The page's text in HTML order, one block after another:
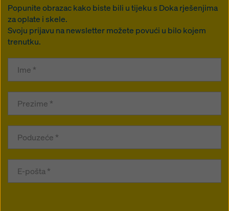
Popunite obrazac kako biste bili u tijeku s Doka rješenjima
za oplate i skele.
Svoju prijavu na newsletter možete povući u bilo kojem
trenutku.